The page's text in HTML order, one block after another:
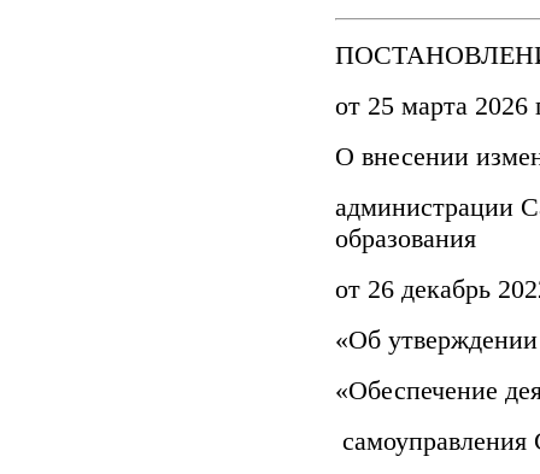
от 25 марта 2026
О внесении
администрации
образования
от 26 декабрь
«Об
«Обеспечение
самоуправления